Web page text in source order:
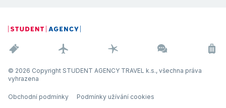
© 2026 Copyright STUDENT AGENCY TRAVEL k.s., všechna práva
vyhrazena
Obchodní podmínky Podmínky užívání cookies